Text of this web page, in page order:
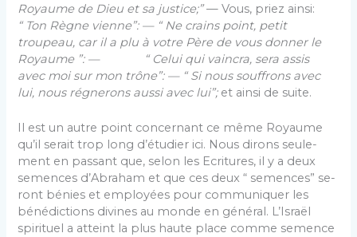
Royaume de Dieu et sa justice;”— Vous, priez ainsi:
“ Ton Règne vienne”: — “ Ne crains point, petit
troupeau, car il a plu à votre Père de vous donner le
Royaume ”: — “ Celui qui vaincra, sera assis
avec moi sur mon trône”: — “ Si nous souffrons avec
lui, nous régnerons aussi avec lui”; et ainsi de suite.
Il est un autre point concernant ce même Royaume
qu’il serait trop long d’étudier ici. Nous dirons seule­
ment en passant que, selon les Ecritures, il y a deux
semences d’Abraham et que ces deux “ semences” se­
ront bénies et employées pour communiquer les
béné­dictions divines au monde en général. L’Israël
spirituel a atteint la plus haute place comme semence